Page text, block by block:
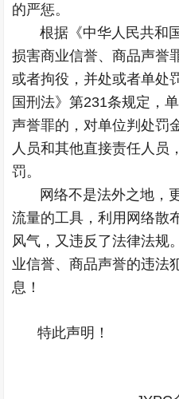
的严惩。
根据《中华人民共和
损害商业信誉、商品声誉
或者拘役，并处或者单处
国刑法》第231条规定，
声誉罪的，对单位判处罚
人员和其他直接责任人员
罚。
网络不是法外之地，更
流量的工具，利用网络散
风气，又违反了法律法规
业信誉、商品声誉的违法
息！
特此声明！